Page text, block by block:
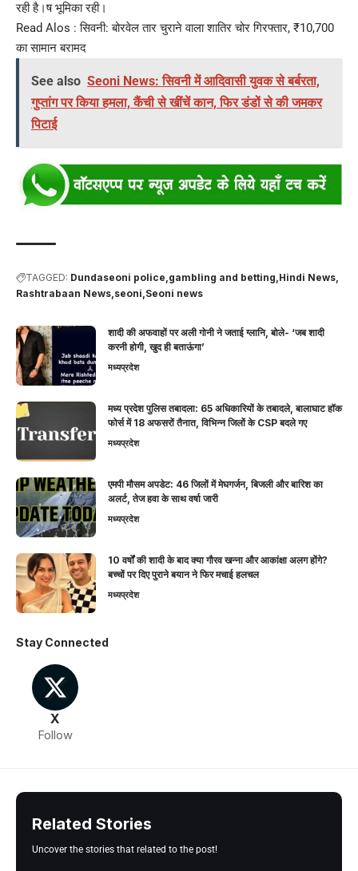
रही है।ष भूमिका रही।
Read Alos :सिवनी: बोरवेल तार चुराने वाला शातिर चोर गिरफ्तार, ₹10,700
का सामान बरामद
See also Seoni News: सिवनी में आदिवासी युवक से बर्बरता,
गुप्तांग पर किया हमला, कैंची से खींचें कान, फिर डंडों से की जमकर
पिटाई
TAGGED: Dundaseoni police gambling and betting Hindi News
Rashtrabaan News seoni Seoni news
शादी की अफवाहों पर अली गोनी ने जताई ग्लानि, बोले- ‘जब शादी
करनी होगी, खुद ही बताऊंगा’
मध्यप्रदेश
मध्य प्रदेश पुलिस तबादला: 65 अधिकारियों के तबादले, बालाघाट हॉक
फोर्स में 18 अफसरों तैनात, विभिन्न जिलों के CSP बदले गए
मध्यप्रदेश
एमपी मौसम अपडेट: 46 जिलों में मेघगर्जन, बिजली और बारिश का
अलर्ट, तेज हवा के साथ वर्षा जारी
मध्यप्रदेश
10 वर्षों की शादी के बाद क्या गौरव खन्ना और आकांक्षा अलग होंगे?
बच्चों पर दिए पुराने बयान ने फिर मचाई हलचल
मध्यप्रदेश
Stay Connected
X
Follow
Related Stories
Uncover the stories that related to the post!